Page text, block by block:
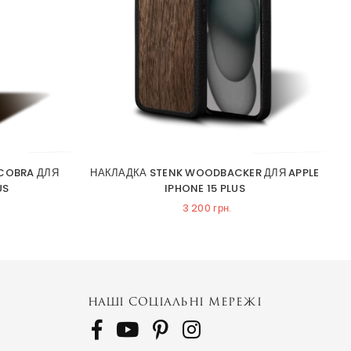
ДЛЯ
НАКЛАДКА STENK WOODBACKER ДЛЯ APPLE
IPHONE 15 PLUS
3 200 грн.
НАШІ СОЦІАЛЬНІ МЕРЕЖІ